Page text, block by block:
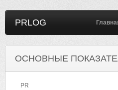
PRLOG
ОСНОВНЫЕ
PR